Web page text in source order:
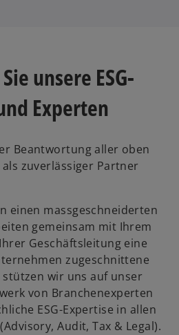
unsere ESG-
Experten
Beantwortung aller oben
zuverlässiger Partner
einen massgeschneiderten
gemeinsam mit Ihrem
Geschäftsleitung eine
zugeschnittene
stützen wir uns auf unser
von Branchenexperten
ESG-Expertise in allen
Audit, Tax & Legal).